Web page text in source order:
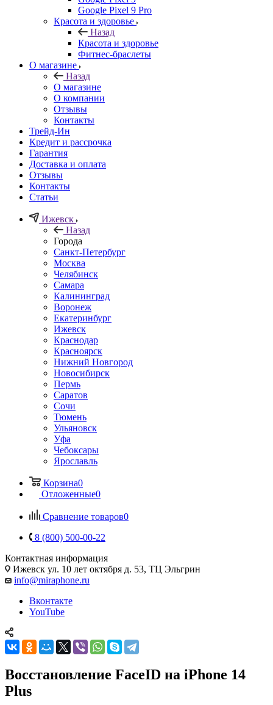
Google Pixel 9 Pro
Красота и здоровье
Назад
Красота и здоровье
Фитнес-браслеты
О магазине
Назад
О магазине
О компании
Отзывы
Контакты
Трейд-Ин
Кредит и рассрочка
Гарантия
Доставка и оплата
Отзывы
Контакты
Статьи
Ижевск
Назад
Города
Санкт-Петербург
Москва
Челябинск
Самара
Калининград
Воронеж
Екатеринбург
Ижевск
Краснодар
Красноярск
Нижний Новгород
Новосибирск
Пермь
Саратов
Сочи
Тюмень
Ульяновск
Уфа
Чебоксары
Ярославль
Корзина0
Отложенные0
Сравнение товаров0
8 (800) 500-00-22
Контактная информация
Ижевск ул. 10 лет октября д. 53, ТЦ Эльгрин
info@miraphone.ru
Вконтакте
YouTube
Восстановление FaceID на iPhone 14
Plus